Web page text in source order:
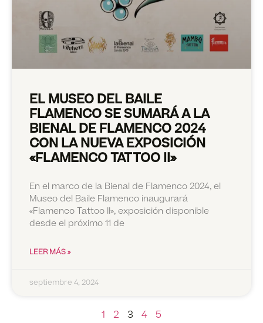
EL MUSEO DEL BAILE
FLAMENCO SE SUMARÁ A LA
BIENAL DE FLAMENCO 2024
CON LA NUEVA EXPOSICIÓN
«FLAMENCO TATTOO II»
En el marco de la Bienal de Flamenco 2024, el
Museo del Baile Flamenco inaugurará
«Flamenco Tattoo II», exposición disponible
desde el próximo 11 de
LEER MÁS »
septiembre 4, 2024
1 2 3 4 5